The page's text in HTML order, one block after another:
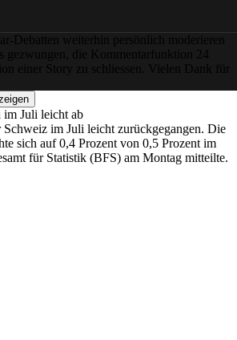
Debatten weiterhin persönlich moderieren
gezwungen, die Kommentarfunktion 24
einer Story zu schliessen. Vielen Dank für
im Juli leicht ab
im Juli leicht zurückgegangen. Die
sich auf 0,4 Prozent von 0,5 Prozent im
für Statistik (BFS) am Montag mitteilte.